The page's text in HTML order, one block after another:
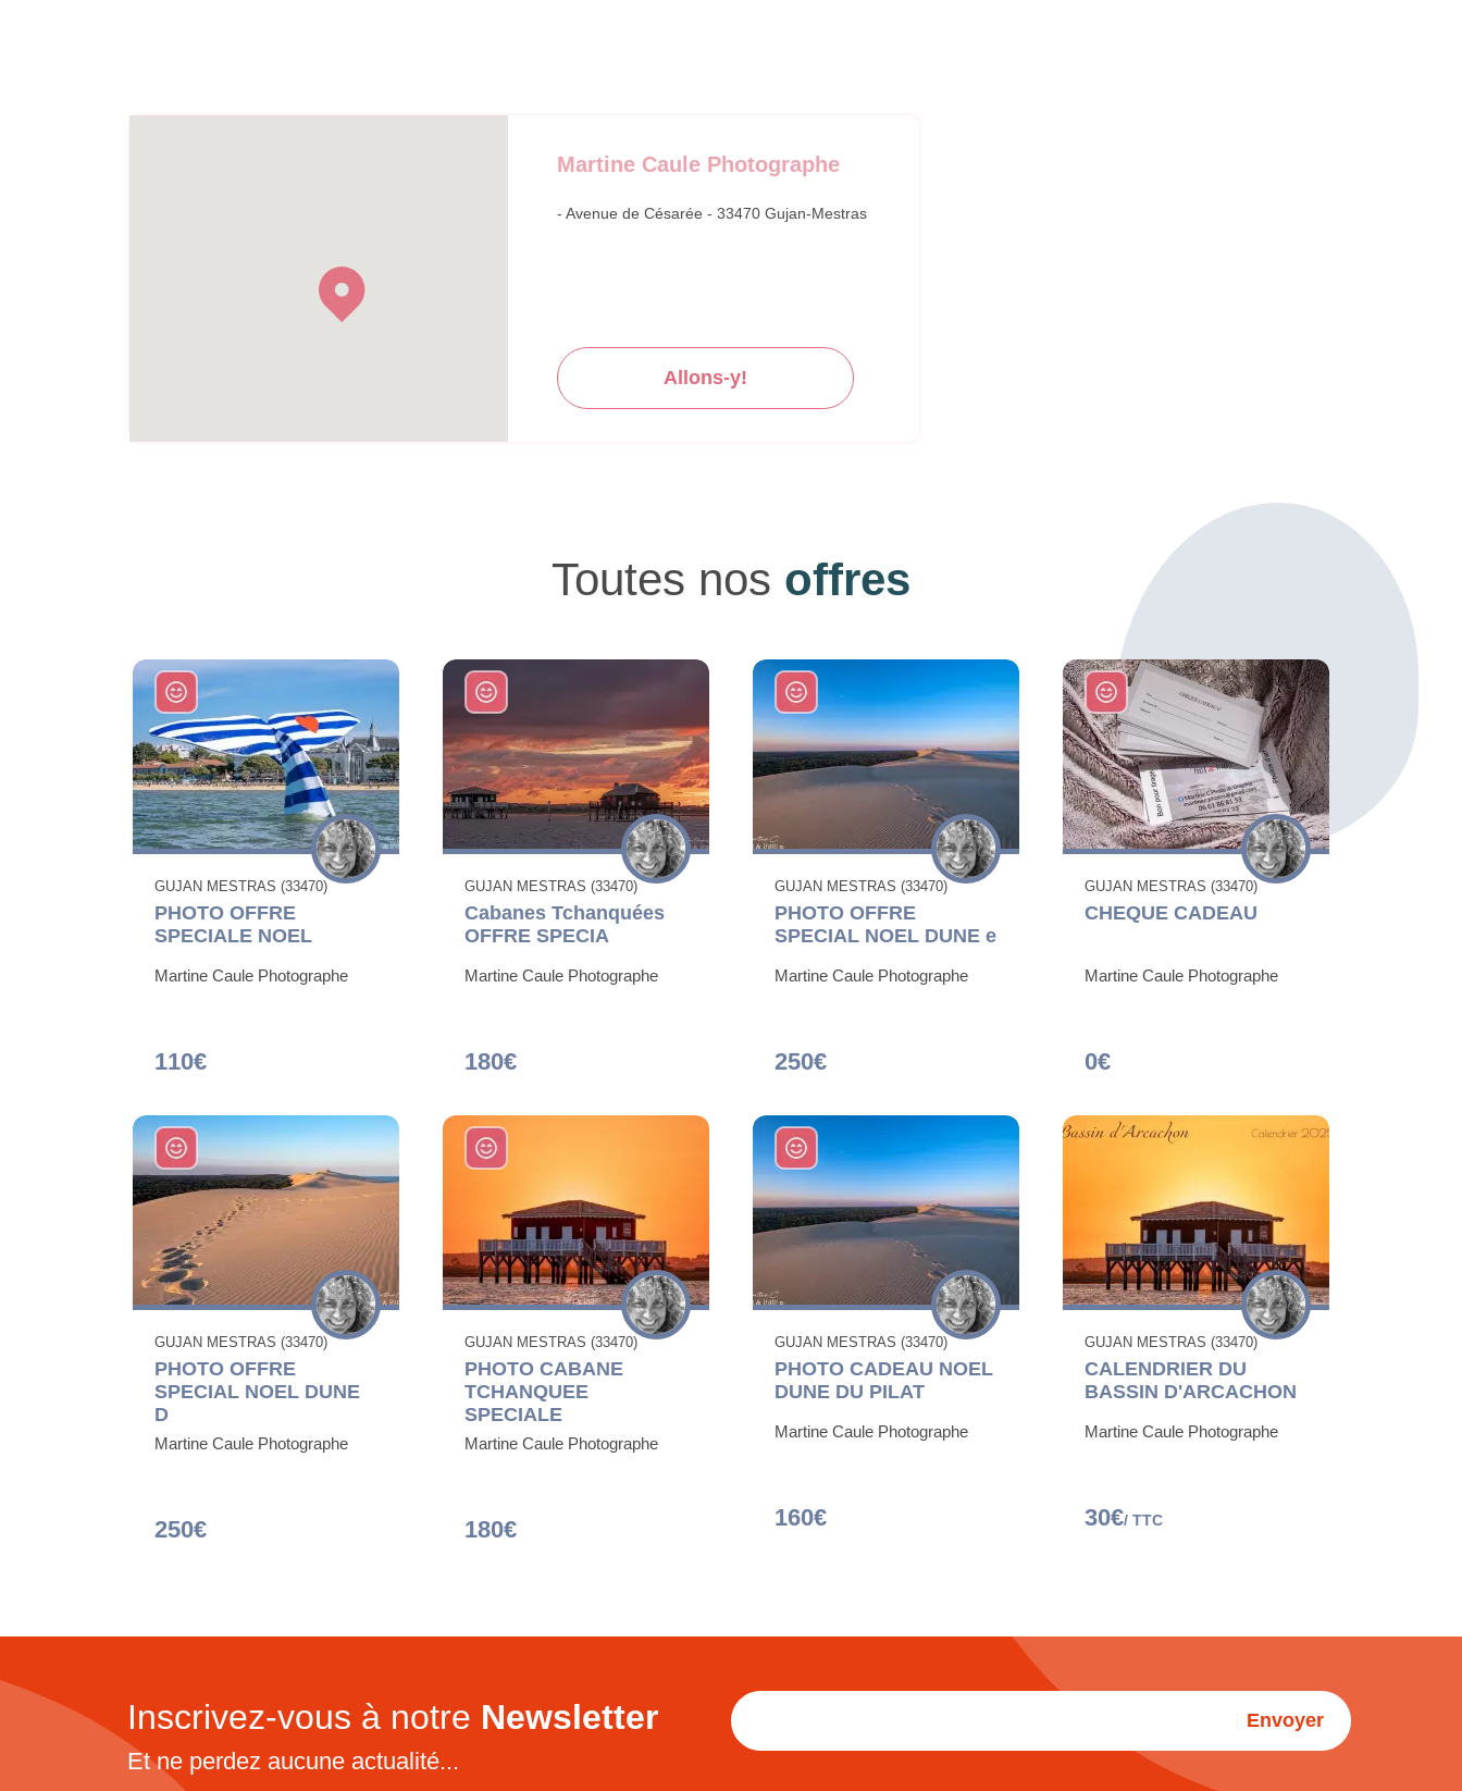
Martine Caule Photographe
- Avenue de Césarée - 33470 Gujan-Mestras
Allons-y!
Toutes nos offres
GUJAN MESTRAS (33470)
PHOTO OFFRE
SPECIALE NOEL
Martine Caule Photographe
110€
GUJAN MESTRAS (33470)
Cabanes Tchanquées
OFFRE SPECIA
Martine Caule Photographe
180€
GUJAN MESTRAS (33470)
PHOTO OFFRE
SPECIAL NOEL DUNE e
Martine Caule Photographe
250€
GUJAN MESTRAS (33470)
CHEQUE CADEAU
Martine Caule Photographe
0€
GUJAN MESTRAS (33470)
PHOTO OFFRE
SPECIAL NOEL DUNE
D
Martine Caule Photographe
250€
GUJAN MESTRAS (33470)
PHOTO CABANE
TCHANQUEE
SPECIALE
Martine Caule Photographe
180€
GUJAN MESTRAS (33470)
PHOTO CADEAU NOEL
DUNE DU PILAT
Martine Caule Photographe
160€
GUJAN MESTRAS (33470)
CALENDRIER DU
BASSIN D'ARCACHON
Martine Caule Photographe
30€/ TTC
Inscrivez-vous à notre Newsletter
Et ne perdez aucune actualité...
Envoyer